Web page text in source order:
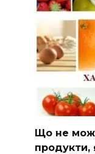
Що не
продукти,